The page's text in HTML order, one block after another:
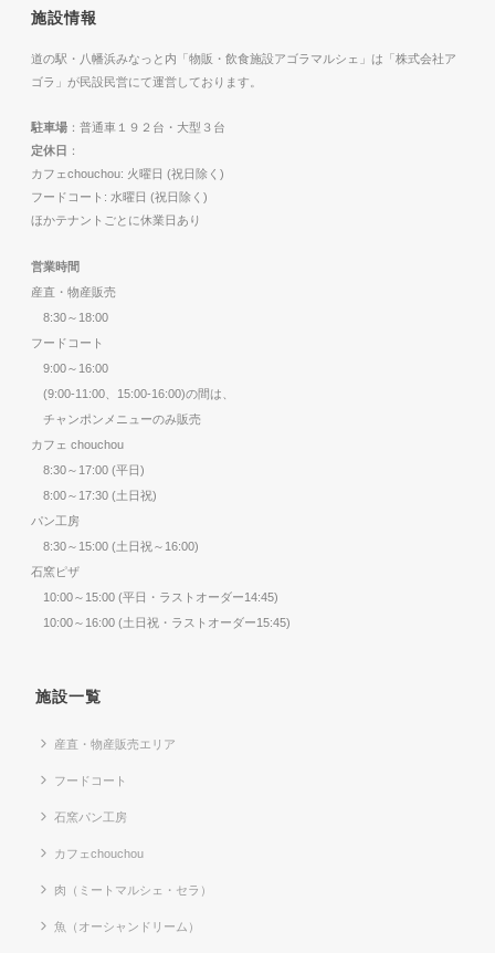
施設情報
道の駅・八幡浜みなっと内「物販・飲食施設アゴラマルシェ」は「株式会社ア
ゴラ」が民設民営にて運営しております。
駐車場 ：普通車１９２台・大型３台
定休日 ：
カフェchouchou: 火曜日 (祝日除く)
フードコート: 水曜日 (祝日除く)
ほかテナントごとに休業日あり
営業時間
産直・物産販売
8:30～18:00
フードコート
9:00～16:00
(9:00-11:00、15:00-16:00)の間は、
チャンポンメニューのみ販売
カフェ chouchou
8:30～17:00 (平日)
8:00～17:30 (土日祝)
パン工房
8:30～15:00 (土日祝～16:00)
石窯ピザ
10:00～15:00 (平日・ラストオーダー14:45)
10:00～16:00 (土日祝・ラストオーダー15:45)
施設一覧
産直・物産販売エリア
フードコート
石窯パン工房
カフェchouchou
肉（ミートマルシェ・セラ）
魚（オーシャンドリーム）